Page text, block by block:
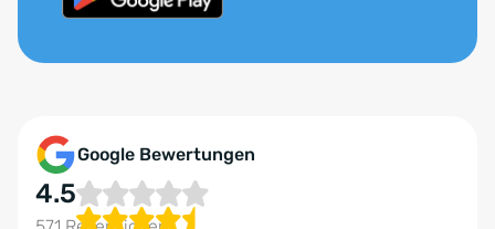
Google Bewertungen
4.5